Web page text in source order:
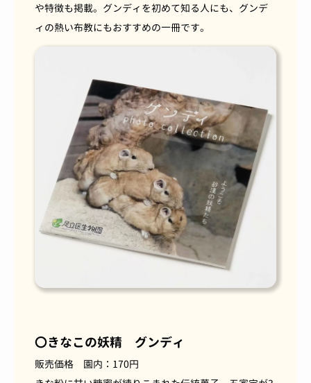
や特徴も掲載。グンディを初めて知る人にも、グンデ
ィの熱い布教にもおすすめの一冊です。
〇きなこの妖精 グンディ
販売価格 園内： 170円